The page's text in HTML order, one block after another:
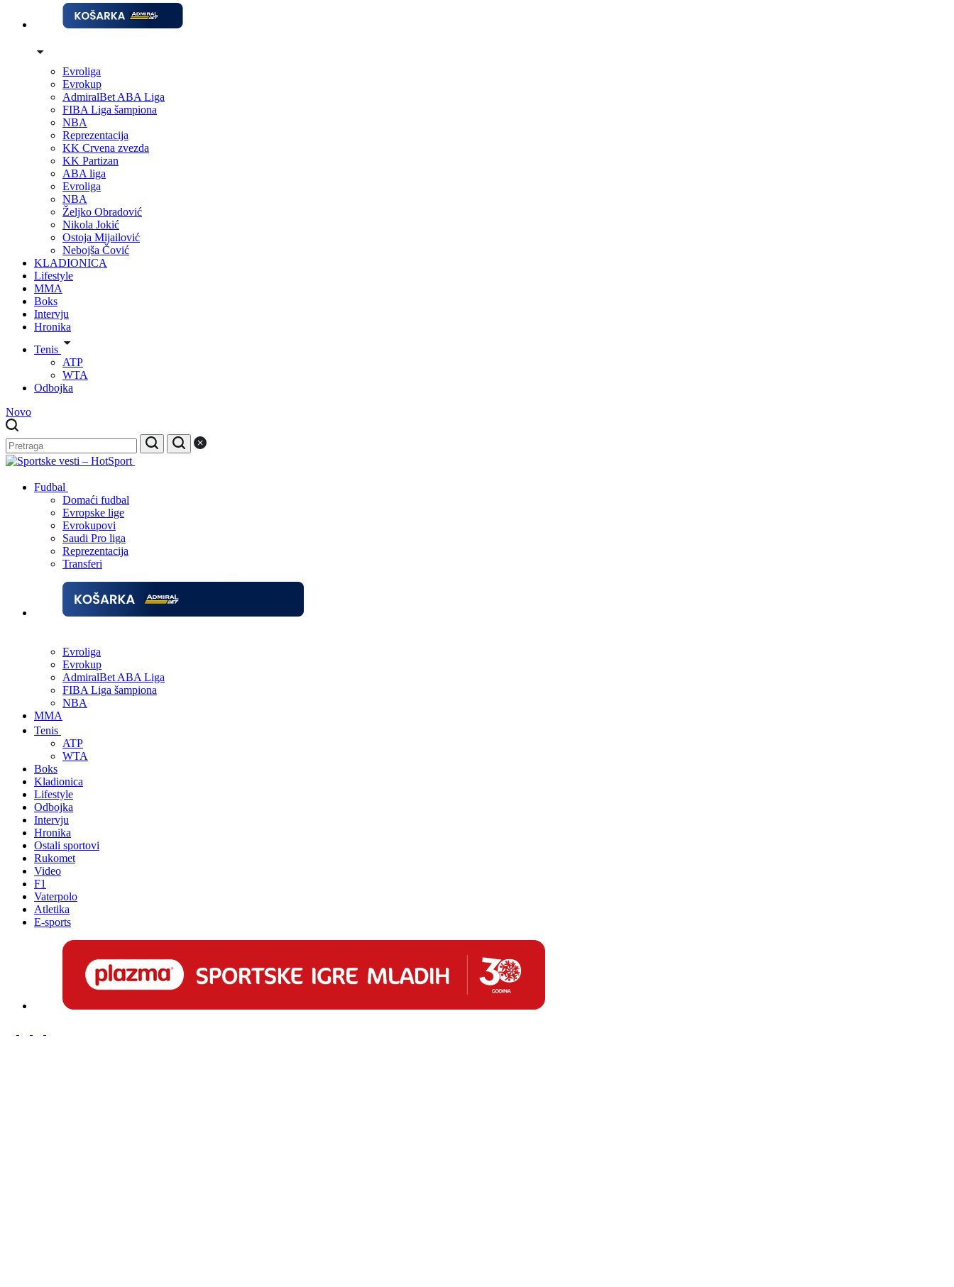
Evroliga
Evrokup
AdmiralBet ABA Liga
FIBA Liga šampiona
NBA
Reprezentacija
KK Crvena zvezda
KK Partizan
ABA liga
Evroliga
NBA
Željko Obradović
Nikola Jokić
Ostoja Mijailović
Nebojša Čović
KLADIONICA
Lifestyle
MMA
Boks
Intervju
Hronika
Tenis
ATP
WTA
Odbojka
Novo
Fudbal
Domaći fudbal
Evropske lige
Evrokupovi
Saudi Pro liga
Reprezentacija
Transferi
Evroliga
Evrokup
AdmiralBet ABA Liga
FIBA Liga šampiona
NBA
MMA
Tenis
ATP
WTA
Boks
Kladionica
Lifestyle
Odbojka
Intervju
Hronika
Ostali sportovi
Rukomet
Video
F1
Vaterpolo
Atletika
E-sports